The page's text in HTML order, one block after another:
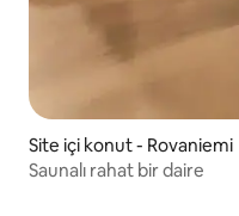
Site içi konut - Rovaniemi
Saunalı rahat bir daire